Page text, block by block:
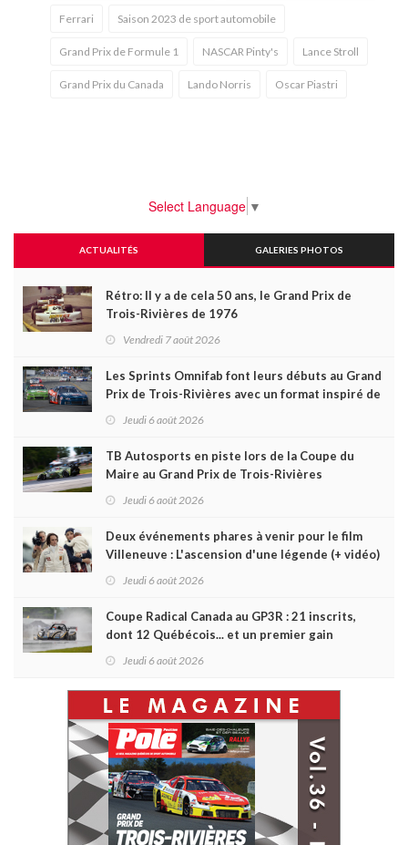
Ferrari Saison 2023 de sport automobile
Grand Prix de Formule 1 NASCAR Pinty's Lance Stroll
Grand Prix du Canada Lando Norris Oscar Piastri
Select Language ▼
ACTUALITÉS GALERIES PHOTOS
Rétro: Il y a de cela 50 ans, le Grand Prix de
Trois-Rivières de 1976
Vendredi 7 août 2026
Les Sprints Omnifab font leurs débuts au Grand
Prix de Trois-Rivières avec un format inspiré de
Jeudi 6 août 2026
TB Autosports en piste lors de la Coupe du
Maire au Grand Prix de Trois-Rivières
Jeudi 6 août 2026
Deux événements phares à venir pour le film
Villeneuve : L'ascension d'une légende (+ vidéo)
Jeudi 6 août 2026
Coupe Radical Canada au GP3R : 21 inscrits,
dont 12 Québécois... et un premier gain
Jeudi 6 août 2026